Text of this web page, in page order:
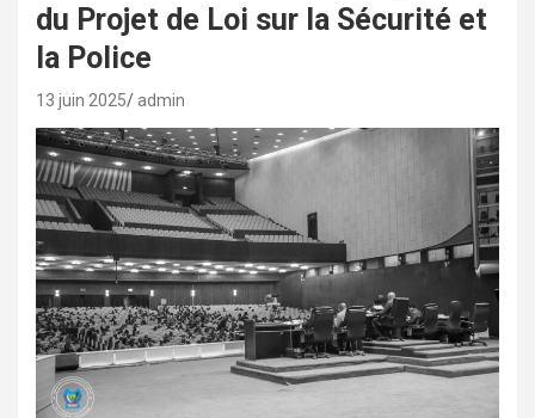
du Projet de Loi sur la Sécurité et
la Police
13 juin 2025 admin